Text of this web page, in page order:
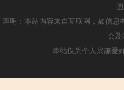
图
声明：本站内容来自互联网，如信
会
本站仅为个人兴趣爱